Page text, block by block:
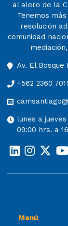
al alero de la
Tenemos
resolución
comunidad
Av. El
+562 2360
lunes a
09:00 hrs. a
Menú